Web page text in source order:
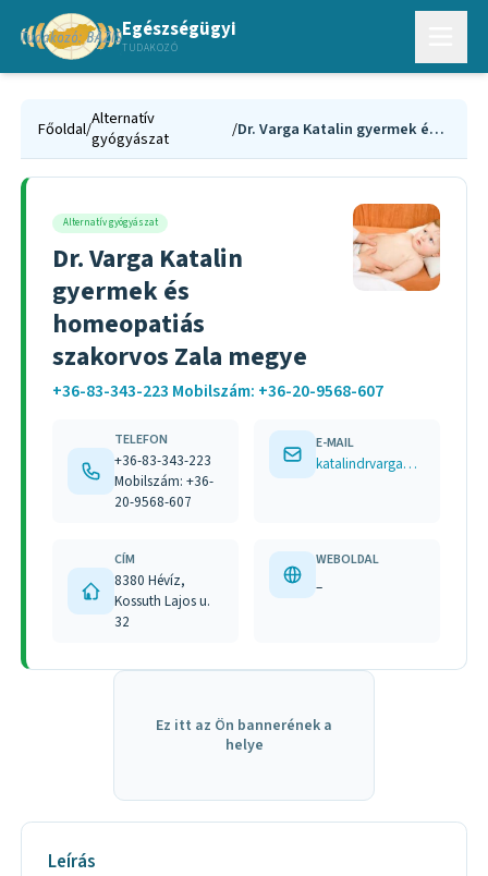
Egészségügyi
TUDAKOZÓ
Főoldal/Alternatív
gyógyászat
/ Dr. Varga Katalin gyermek és homeopatiás szakorvos Zala megye
Alternatív gyógyászat
Dr. Varga Katalin
gyermek és
homeopatiás
szakorvos Zala megye
+36-83-343-223 Mobilszám: +36-20-9568-607
TELEFON
+36-83-343-223
Mobilszám: +36-
20-9568-607
E-MAIL
katalindrvarga@gmail.com
CÍM
8380 Hévíz,
Kossuth Lajos u.
32
WEBOLDAL
–
Ez itt az Ön bannerének a
helye
Leírás